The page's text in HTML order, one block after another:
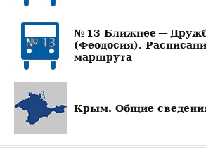
№ 13 Ближнее —
(Феодосия).
маршрута
Крым. Общие